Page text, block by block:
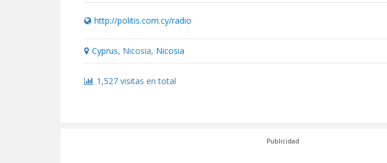
http://politis.com.cy/radio
Cyprus, Nicosia, Nicosia
1,527 visitas en total
Publicidad